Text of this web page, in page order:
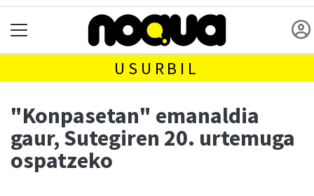
USURBIL
"Konpasetan" emanaldia
gaur, Sutegiren 20. urtemuga
ospatzeko